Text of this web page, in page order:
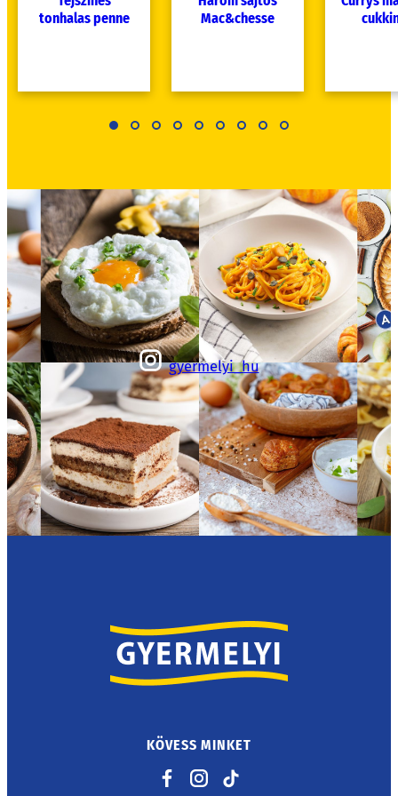
tonhalas penne
Mac&chesse
gyermelyi_hu
KÖVESS MINKET
Facebook Instagram TikTok